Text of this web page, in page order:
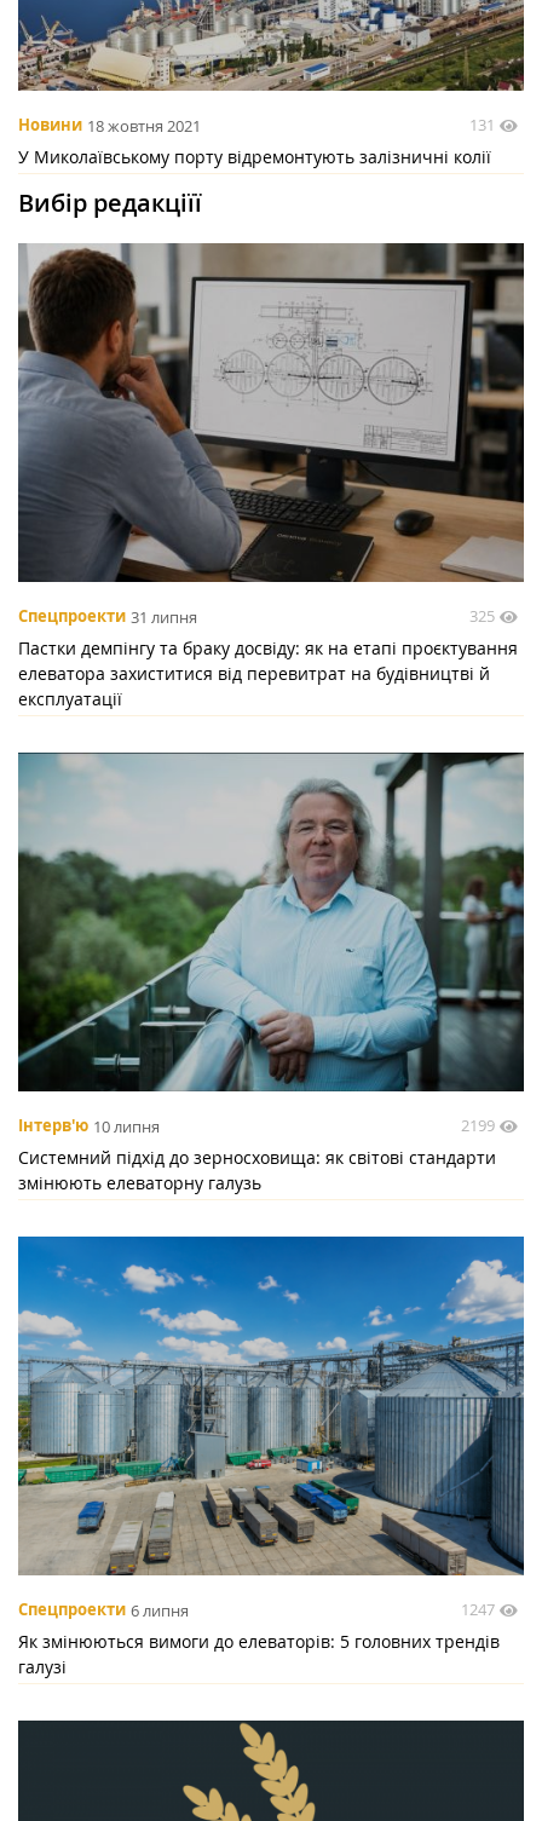
Новини 18 жовтня 2021 131
У Миколаївському порту відремонтують залізничні колії
Вибір редакціїї
Спецпроекти 31 липня 325
Пастки демпінгу та браку досвіду: як на етапі проєктування
елеватора захиститися від перевитрат на будівництві й
експлуатації
Інтерв'ю 10 липня 2199
Системний підхід до зерносховища: як світові стандарти
змінюють елеваторну галузь
Спецпроекти 6 липня 1247
Як змінюються вимоги до елеваторів: 5 головних трендів
галузі